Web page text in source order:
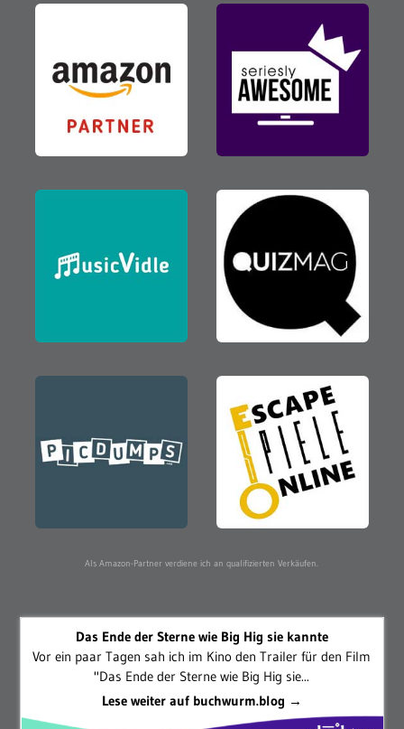
Als Amazon-Partner verdiene ich an qualifizierten Verkäufen.
Das Ende der Sterne wie Big Hig sie kannte
Vor ein paar Tagen sah ich im Kino den Trailer für den Film
"Das Ende der Sterne wie Big Hig sie...
Lese weiter auf buchwurm.blog →